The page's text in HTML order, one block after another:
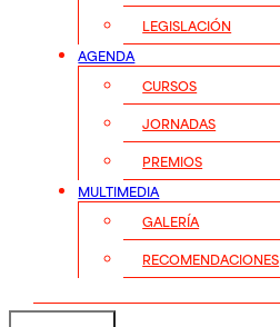
LEGISLACIÓN
AGENDA
CURSOS
JORNADAS
PREMIOS
MULTIMEDIA
GALERÍA
RECOMENDACIONES